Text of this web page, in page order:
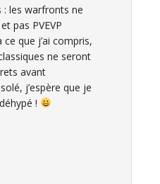
: les warfronts ne
pas PVEVP
que j’ai compris,
ne seront
avant
j’espère que je
!